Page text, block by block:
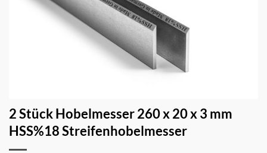
2 Stück Hobelmesser 260 x 20 x 3 mm
HSS%18 Streifenhobelmesser